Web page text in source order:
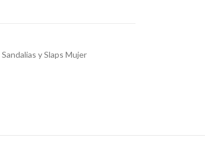
Sandalias y Slaps Mujer